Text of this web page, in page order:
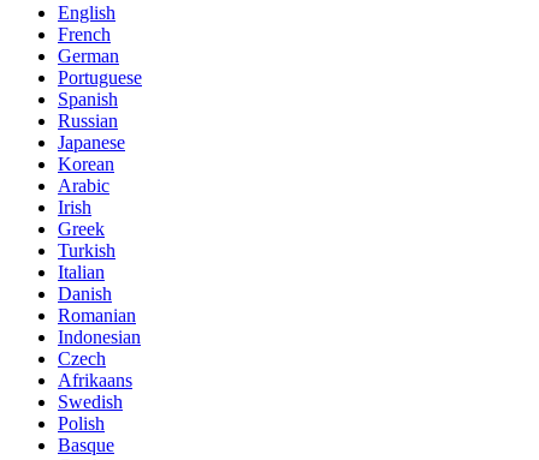
English
French
German
Portuguese
Spanish
Russian
Japanese
Korean
Arabic
Irish
Greek
Turkish
Italian
Danish
Romanian
Indonesian
Czech
Afrikaans
Swedish
Polish
Basque